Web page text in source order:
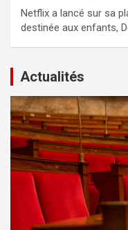
Netflix a lancé sur sa
destinée aux enfants,
Actualités